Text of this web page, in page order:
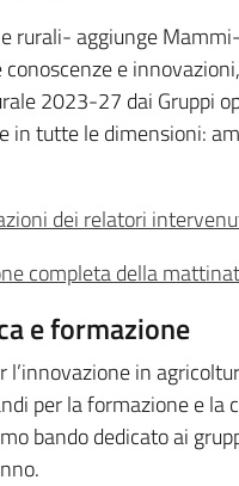
rurali- aggiunge
e
2023-27 dai Gruppi
in tutte le dimensioni:
dei relatori
completa della
e formazione
in
per la formazione e la
bando dedicato ai